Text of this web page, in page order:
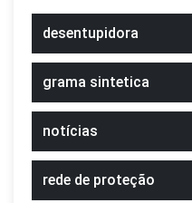
desentupidora
grama sintetica
notícias
rede de proteção